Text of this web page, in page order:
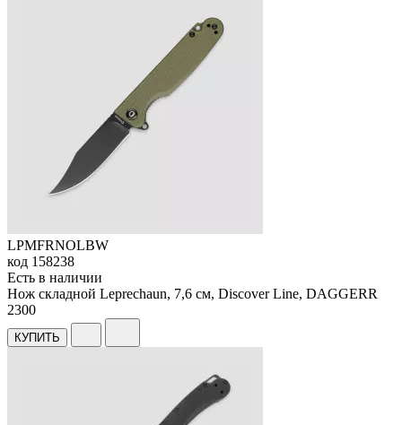
LPMFRNOLBW
код 158238
Есть в наличии
Нож складной Leprechaun, 7,6 см, Discover Line, DAGGERR
2300
КУПИТЬ